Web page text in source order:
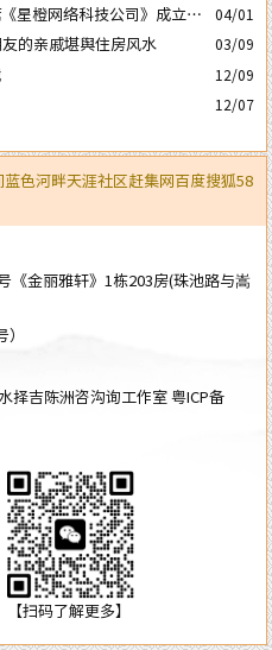
星橙网络科技公司》成立5
04/01
的亲戚堪舆住房风水 03/09
12/09
12/07
蓝色河畔天涯社区赶集网百度搜狐58
《金丽雅轩》1栋203房(珠池路与嵩
择吉陈洲咨沟询工作室粤ICP备
【扫码了解更多】